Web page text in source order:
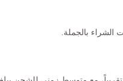
الشراء بالجملة.